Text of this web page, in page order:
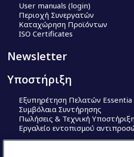
User manuals (login)
Περιοχή Συνεργατών
Καταχώρηση Προϊόντων
ISO Certificates
Newsletter
Υποστήριξη
Εξυπηρέτηση Πελατών Essentia
Συμβόλαια Συντήρησης
Πωλήσεις & Τεχνική Υποστήριξη
Εργαλείο εντοπισμού